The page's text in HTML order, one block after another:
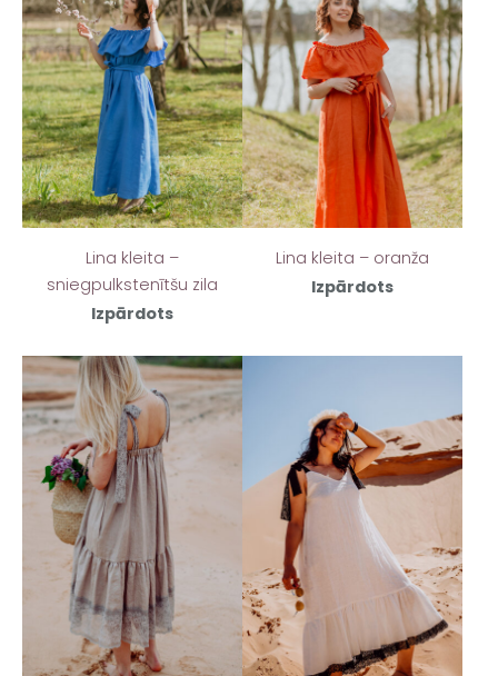
Lina kleita –
sniegpulkstenītšu zila
Izpārdots
Lina kleita – oranža
Izpārdots